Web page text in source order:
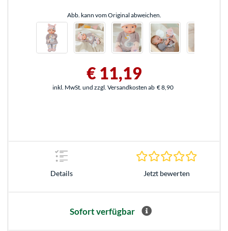
Abb. kann vom Original abweichen.
€ 11,19
inkl. MwSt. und zzgl. Versandkosten ab € 8,90
Details Jetzt bewerten
Sofort verfügbar